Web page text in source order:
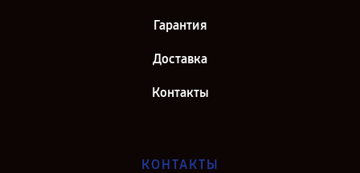
Гарантия
Доставка
Контакты
КОНТАКТЫ